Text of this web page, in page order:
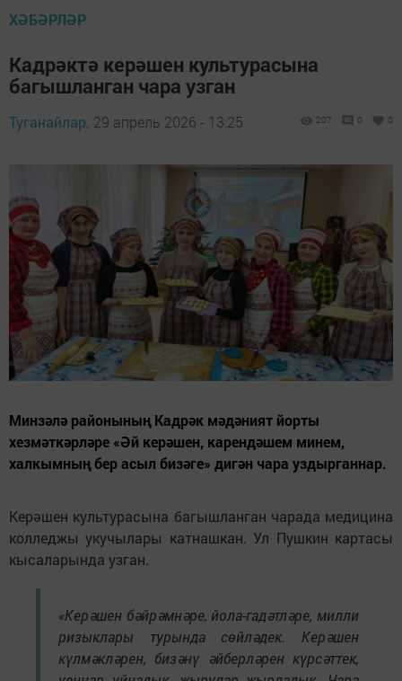
ХӘБӘРЛӘР
Кадрәктә керәшен культурасына
багышланган чара узган
Туганайлар, 29 апрель 2026 - 13:25 207 0 0
Минзәлә районының Кадрәк мәдәният йорты
хезмәткәрләре «Әй керәшен, карендәшем минем,
халкымның бер асыл бизәге» дигән чара уздырганнар.
Керәшен культурасына багышланган чарада медицина
колледжы укучылары катнашкан. Ул Пушкин картасы
кысаларында узган.
«Керәшен бәйрәмнәре, йола-гадәтләре, милли
ризыклары турында сөйләдек. Керәшен
күлмәкләрен, бизәнү әйберләрен күрсәттек,